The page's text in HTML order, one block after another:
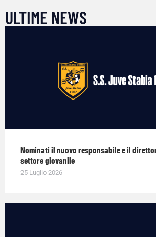
ULTIME NEWS
Nominati il nuovo responsabile e il
settore giovanile
25 Luglio 2026